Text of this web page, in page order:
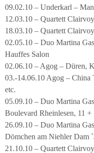
09.02.10 – Underkarl –
12.03.10 – Quartett
18.03.10 – Quartett
02.05.10 – Duo Martina
Hauffes Salon
02.06.10 – Agog – Düren,
03.-14.06.10 Agog – China
etc.
05.09.10 – Duo Martina
Boulevard Rheinlesen, 11
26.09.10 – Duo Martina
Dömchen am Niehler Dam
21.10.10 – Quartett